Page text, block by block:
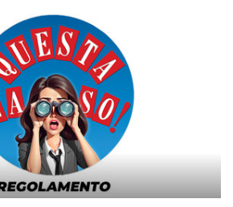
Monica si proclama innocente. Nel
lo stesso delitto, poi ritratta. Due
errore giudiziario o giustizia